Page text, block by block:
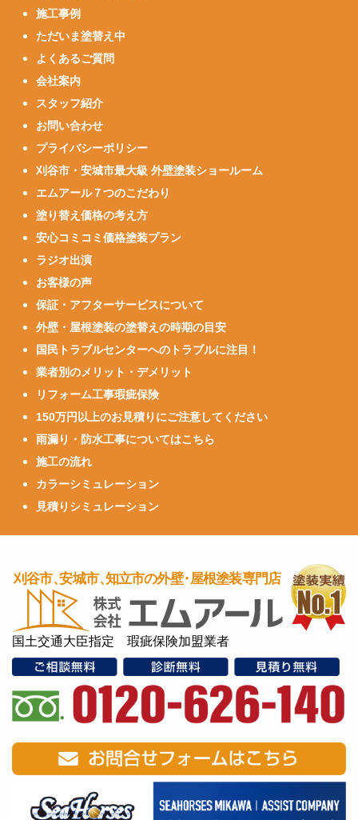
施工事例
ただいま塗替え中
よくあるご質問
会社案内
スタッフ紹介
お問い合わせ
プライバシーポリシー
刈谷市・安城市最大級 外壁塗装ショールーム
エムアール７つのこだわり
塗り替え価格の考え方
安心コミコミ価格塗装プラン
ラジオ出演
お客様の声
保証・アフターサービスについて
外壁・屋根塗装の塗替えの時期の目安
国民トラブルセンターへのトラブルに注目！
業者別のメリット・デメリット
リフォーム工事瑕疵保険
150万円以上のお見積りにご注意してください
雨漏り・防水工事についてはこちら
施工の流れ
カラーシミュレーション
見積りシミュレーション
国土交通大臣指定 瑕疵保険加盟業者